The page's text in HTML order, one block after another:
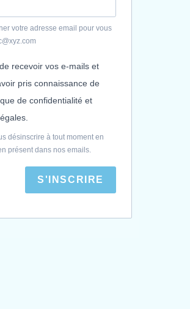
votre adresse email pour vous
recevoir vos e-mails et
pris connaissance de
de confidentialité et
désinscrire à tout moment en
présent dans nos emails.
S'INSCRIRE